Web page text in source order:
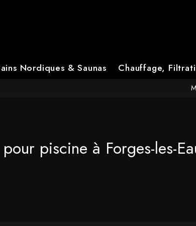
Nordiques & Saunas Chauffage,
piscine à Forges-les-